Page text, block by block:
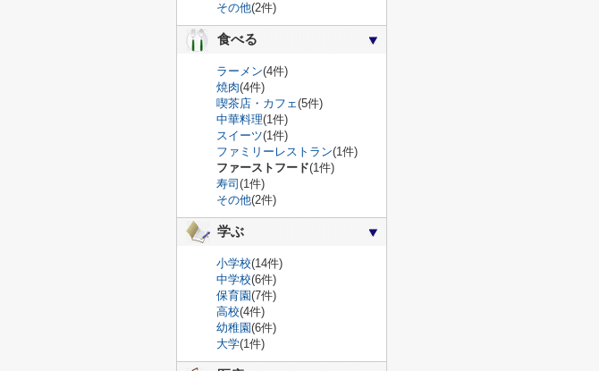
その他(2件)
食べる
ラーメン(4件)
焼肉(4件)
喫茶店・カフェ(5件)
中華料理(1件)
スイーツ(1件)
ファミリーレストラン(1件)
ファーストフード(1件)
寿司 (1件)
その他(2件)
学ぶ
小学校(14件)
中学校(6件)
保育園(7件)
高校(4件)
幼稚園(6件)
大学(1件)